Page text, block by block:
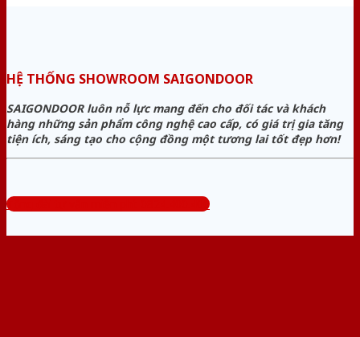
HỆ THỐNG SHOWROOM SAIGONDOOR
SAIGONDOOR luôn nỗ lực mang đến cho đối tác và khách
hàng những sản phẩm công nghệ cao cấp, có giá trị gia tăng
tiện ích, sáng tạo cho cộng đồng một tương lai tốt đẹp hơn!
Tổng đài tư vấn miễn phí: 0824.400.400